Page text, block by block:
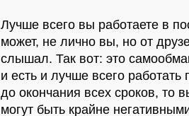
Лучше всего вы работаете в
может, не лично вы, но от
слышал. Так вот: это
и есть и лучше всего
до окончания всех сроков, то
могут быть крайне